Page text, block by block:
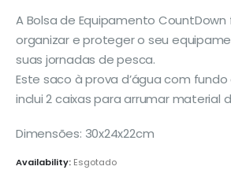
A Bolsa de Equipamento
organizar e proteger o seu
suas jornadas de pesca.
Este saco à prova d’água com fundo
inclui 2 caixas para arrumar material
Dimensões: 30x24x22cm
Availability: Esgotado